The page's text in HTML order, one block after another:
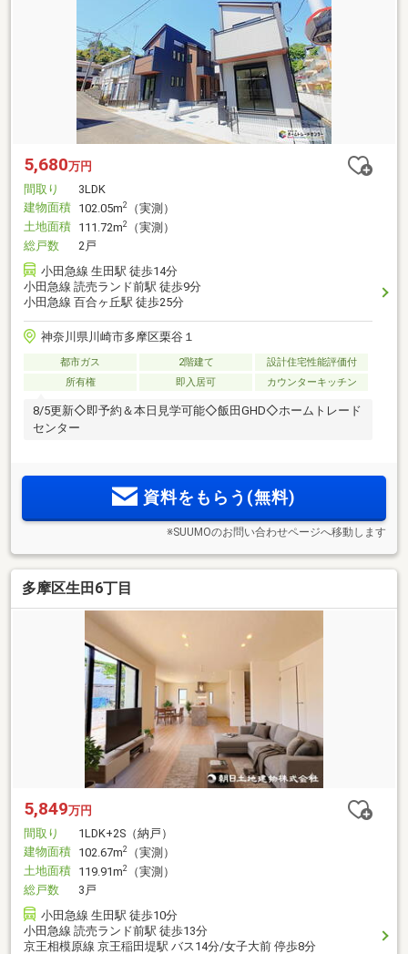
5,680万円
間取り
3LDK
建物面積 102.05m2
（実測）
土地面積 111.72m2
（実測）
総戸数
2戸
小田急線 生田駅 徒歩14分
小田急線 読売ランド前駅 徒歩9分
小田急線 百合ヶ丘駅 徒歩25分
神奈川県川崎市多摩区栗谷１
都市ガス 2階建て
設計住宅性能評価付
所有権
即入居可 カウンターキッチン
8/5更新◇即予約＆本日見学可能◇飯田GHD◇ホームトレード
センター
資料をもらう(無料)
※SUUMOのお問い合わせページへ移動します
多摩区生田6丁目
5,849万円
間取り
1LDK+2S（納戸）
建物面積 102.67m2
（実測）
土地面積 119.91m2
（実測）
総戸数
3戸
小田急線 生田駅 徒歩10分
小田急線 読売ランド前駅 徒歩13分
京王相模原線 京王稲田堤駅 バス14分/女子大前 停歩8分